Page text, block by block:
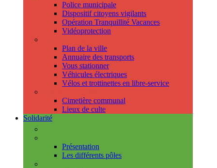
Police municipale
Dispositif citoyens vigilants
Opération Tranquillité Vacances
Vidéoprotection
Plan de la ville
Annuaire des transports
Vous stationner
Véhicules électriques
Vélos et trottinettes en libre-service
Cimetière communal
Lieux de culte
Solidarité
Présentation
Les différents pôles